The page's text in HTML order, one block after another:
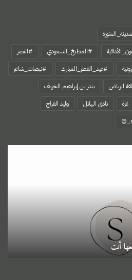
#المطبخ_السعودي
#النصر
#عيد_الفطر_المبارك
#نبضات_شاعر
الرياض
بندر بن إبراهيم الخريف
غزة نادي الهلال
وليد الفراج
أنت